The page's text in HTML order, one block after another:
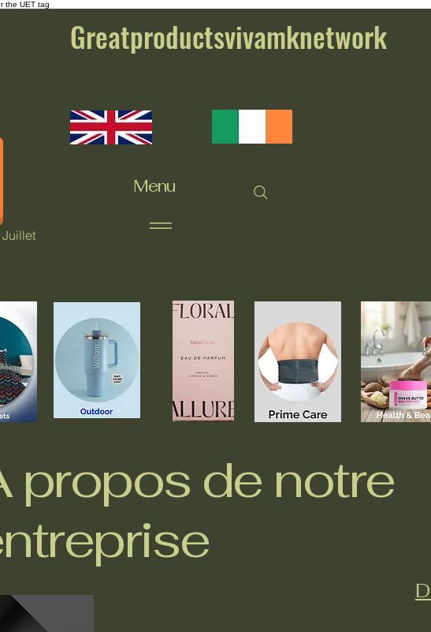
the UET tag
Greatproductsvivamknetwork
Menu
propos de notre